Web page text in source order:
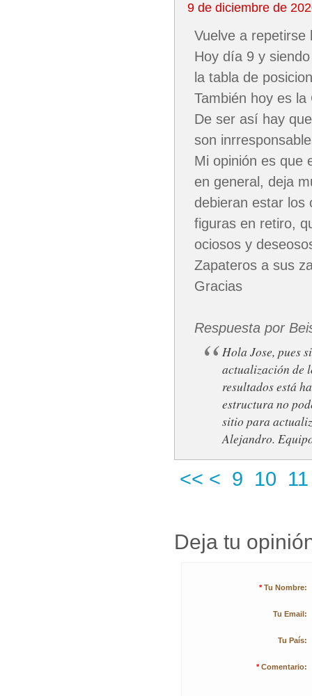
9 de diciembre de
Vuelve a repetirse
Hoy día 9 y
la tabla de
También hoy es la
De ser así hay
son
Mi opinión es que
en general, deja
debieran estar los
figuras en retiro,
ociosos y
Zapateros a sus
Gracias
Respuesta por
Hola Jose, pues
actualización de
resultados está
estructura no
sitio para
Alejandro.
<< < 9 10 11
Deja tu
* Tu Nombre:
Tu Email:
Tu País:
* Comentario: